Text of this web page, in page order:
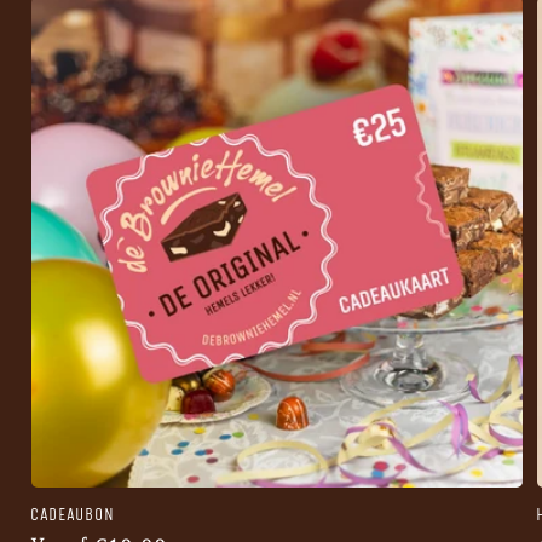
CADEAUBON